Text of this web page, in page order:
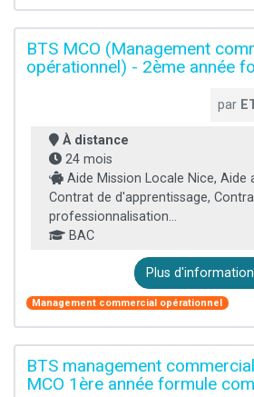
BTS MCO (Management
opérationnel) - 2ème année
par
À distance
24 mois
Aide Mission Locale Nice, Aide
Contrat de d'apprentissage,
professionnalisation...
BAC
Plus
Management commercial opérationnel
BTS management
MCO 1ère année formule